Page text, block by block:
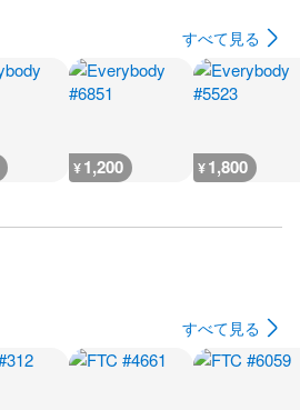
すべて見る
¥1,200 ¥1,800
すべて見る